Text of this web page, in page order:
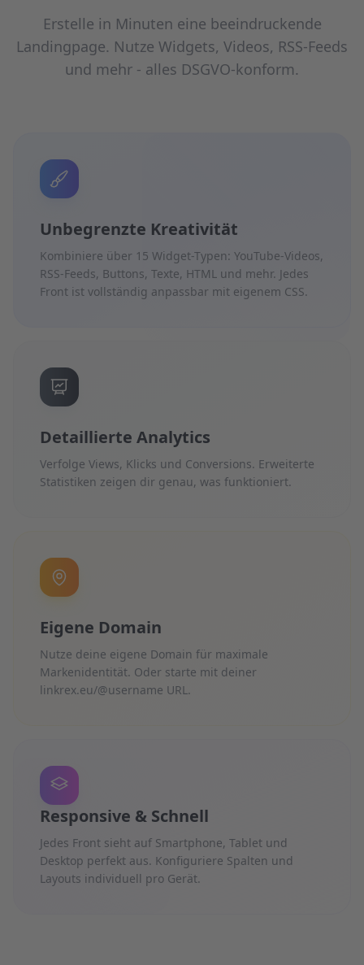
Erstelle in Minuten eine beeindruckende
Landingpage. Nutze Widgets, Videos, RSS-Feeds
und mehr - alles DSGVO-konform.
Unbegrenzte Kreativität
Kombiniere über 15 Widget-Typen: YouTube-Videos,
RSS-Feeds, Buttons, Texte, HTML und mehr. Jedes
Front ist vollständig anpassbar mit eigenem CSS.
Detaillierte Analytics
Verfolge Views, Klicks und Conversions. Erweiterte
Statistiken zeigen dir genau, was funktioniert.
Eigene Domain
Nutze deine eigene Domain für maximale
Markenidentität. Oder starte mit deiner
linkrex.eu/@username URL.
Responsive & Schnell
Jedes Front sieht auf Smartphone, Tablet und
Desktop perfekt aus. Konfiguriere Spalten und
Layouts individuell pro Gerät.